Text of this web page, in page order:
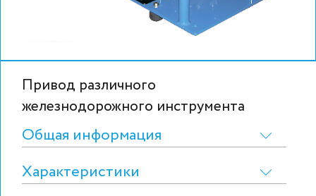
Привод различного
железнодорожного инструмента
Общая информация
Характеристики